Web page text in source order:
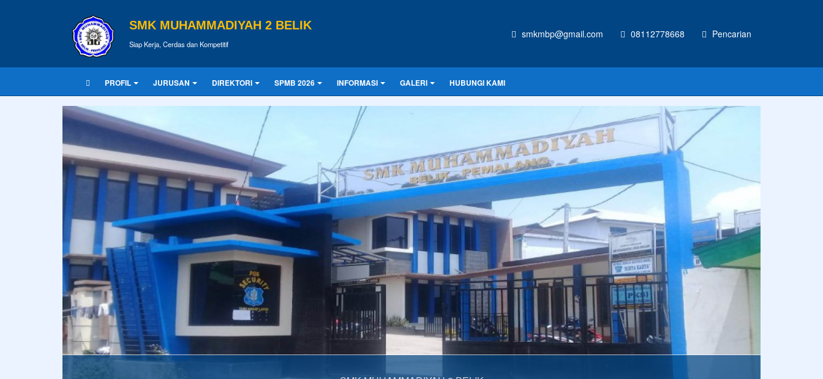
SMK MUHAMMADIYAH 2 BELIK
Siap Kerja, Cerdas dan Kompetitif
smkmbp@gmail.com 08112778668 Pencarian
PROFIL JURUSAN DIREKTORI SPMB 2026 INFORMASI GALERI HUBUNGI KAMI
CONTOH UKURAN
Pendidikan merupakan tiket untuk masa depan. Hari esok untuk orang-orang yang telah mempersiapkan dirinya hari ini. Anonim
Tulisan Terbaru
Praktek Kerja Lapangan
PKL (Praktik Kerja Lapangan) di SMK
adalah kegiatan pembelajaran wajib di luar sekolah
di dunia usaha/industri (IDUKA) untuk
mengaplikasikan teori, merasakan la
15/01/2023 21:23 - Oleh Admin SMKMBP - Dilihat 363 kali
Foto Terbaru